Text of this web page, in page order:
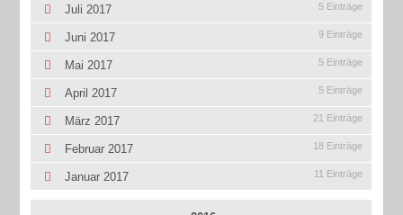
Juli 2017 5 Einträge
Juni 2017 9 Einträge
Mai 2017 5 Einträge
April 2017 5 Einträge
März 2017 21 Einträge
Februar 2017 18 Einträge
Januar 2017 11 Einträge